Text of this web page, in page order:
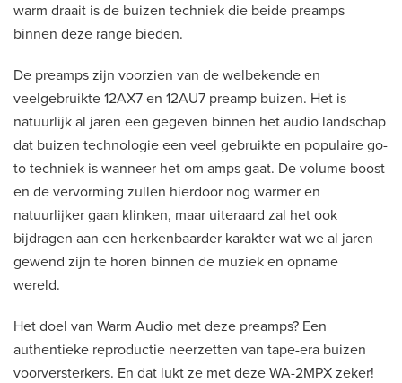
warm draait is de buizen techniek die beide preamps
binnen deze range bieden.
De preamps zijn voorzien van de welbekende en
veelgebruikte 12AX7 en 12AU7 preamp buizen. Het is
natuurlijk al jaren een gegeven binnen het audio landschap
dat buizen technologie een veel gebruikte en populaire go-
to techniek is wanneer het om amps gaat. De volume boost
en de vervorming zullen hierdoor nog warmer en
natuurlijker gaan klinken, maar uiteraard zal het ook
bijdragen aan een herkenbaarder karakter wat we al jaren
gewend zijn te horen binnen de muziek en opname
wereld.
Het doel van Warm Audio met deze preamps? Een
authentieke reproductie neerzetten van tape-era buizen
voorversterkers. En dat lukt ze met deze WA-2MPX zeker!